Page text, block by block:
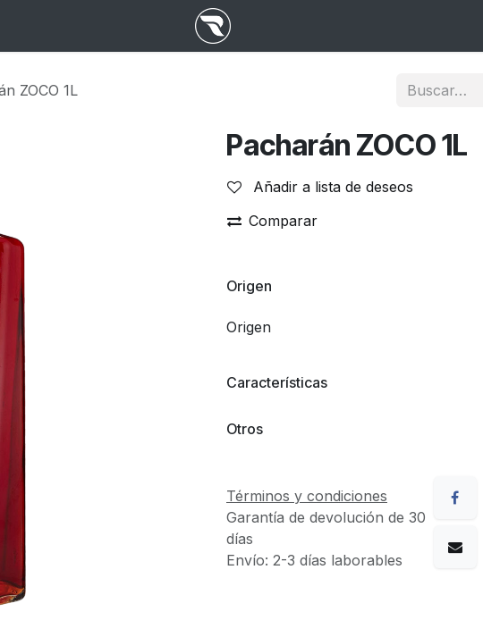
ZOCO 1L
Pacharán ZOCO 1L
Añadir a lista de deseos
Comparar
Origen
Origen
Características
Otros
Términos y condiciones
Garantía de devolución de 30
días
Envío: 2-3 días laborables